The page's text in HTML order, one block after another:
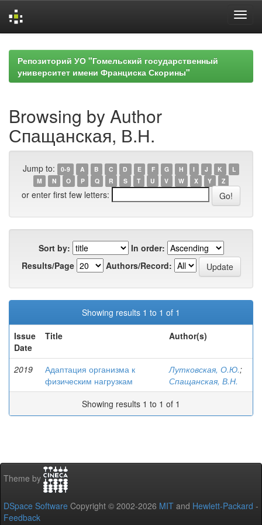
navigationРепозиторий УО "Гомельский государственный
университет имени Франциска Скорины"
Browsing by Author
Спащанская, В.Н.
Jump to: 0-9 A B C D E F G H I J K
L
M
N O P Q R S T U V W X Y Z
or enter first few letters:
Sort by:
In order:
Results/Page
Authors/Record:
Showing results 1 to 1 of 1
Issue
Date
Title Author(s)
2019
Адаптация организма к
физическим нагрузкам
Лутковская, О.Ю.;
Спащанская, В.Н.
Showing results 1 to 1 of 1
Theme by
DSpace Software Copyright © 2002-2026 MIT and Hewlett-Packard -
Feedback